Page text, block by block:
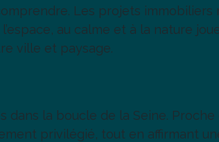
Les projets immobiliers
au calme et à la nature
ville et paysage.
la boucle de la Seine. Proche
privilégié, tout en affirmant